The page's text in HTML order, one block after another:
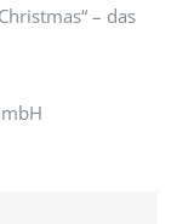
– das